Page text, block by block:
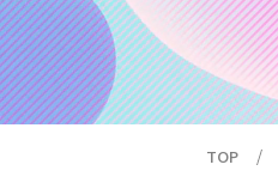
TOP